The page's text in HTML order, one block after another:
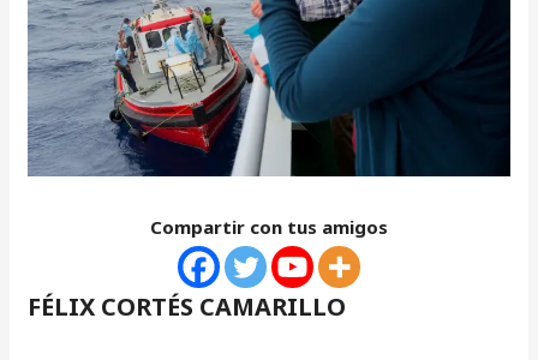
Compartir con tus amigos
FÉLIX CORTÉS CAMARILLO